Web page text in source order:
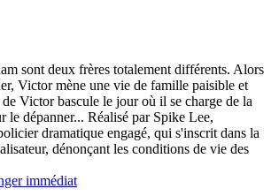
sont deux frères totalement différents. Alors
Victor mène une vie de famille paisible et
Victor bascule le jour où il se charge de la
le dépanner... Réalisé par Spike Lee,
dramatique engagé, qui s'inscrit dans la
dénonçant les conditions de vie des